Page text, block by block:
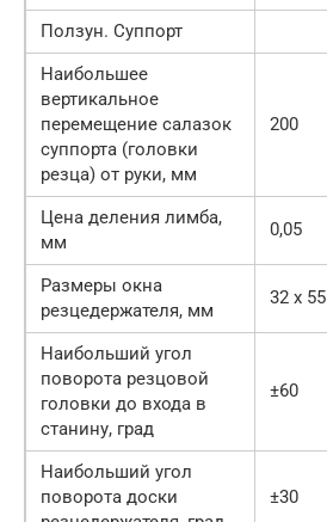
Ползун. Суппорт
Наибольшее
вертикальное
перемещение салазок
суппорта (головки
резца) от руки, мм
200
Цена деления лимба,
мм
0,05
Размеры окна
резцедержателя, мм
32 х 55
Наибольший угол
поворота резцовой
головки до входа в
станину, град
±60
Наибольший угол
поворота доски
±30